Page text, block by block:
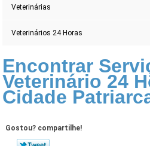
Veterinárias
Veterinários 24 Horas
Encontrar
Veterinário 24
Cidade
Gostou? compartilhe!